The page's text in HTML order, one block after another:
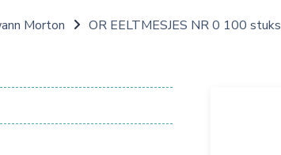
Morton OR EELTMESJES NR 0 100 stuks